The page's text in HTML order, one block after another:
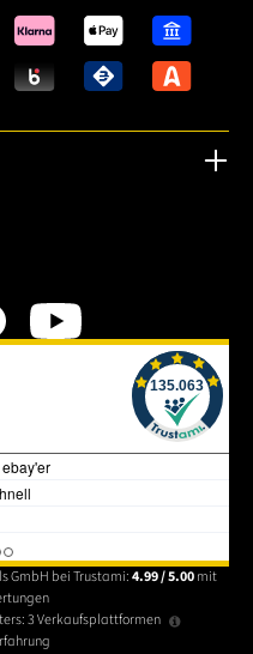
Tab.
GmbH bei Trustami:4.99 / 5.00mit
3 Verkaufsplattformen